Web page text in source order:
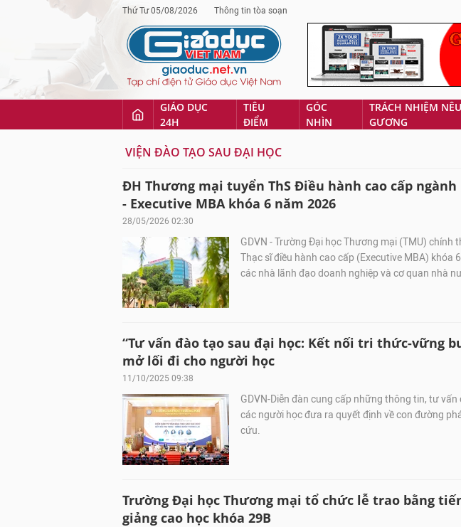
Thứ Tư 05/08/2026 Thông tin tòa soạn
GIÁO DỤC
24H
TIÊU
ĐIỂM
GÓC
NHÌN
TRÁCH NHIỆM NÊU
GƯƠNG
VIỆN ĐÀO TẠO SAU ĐẠI HỌC
ĐH Thương mại tuyển ThS Điều hành cao cấp
- Executive MBA khóa 6 năm 2026
28/05/2026 02:30
GDVN - Trường Đại học Thương mại (TMU) chính
Thạc sĩ điều hành cao cấp (Executive MBA) khóa
các nhà lãnh đạo doanh nghiệp và cơ quan nhà
“Tư vấn đào tạo sau đại học: Kết nối tri thức-vững
mở lối đi cho người học
11/10/2025 09:38
GDVN-Diễn đàn cung cấp những thông tin, tư
các người học đưa ra quyết định về con đường
cứu.
Trường Đại học Thương mại tổ chức lễ trao bằng
giảng cao học khóa 29B